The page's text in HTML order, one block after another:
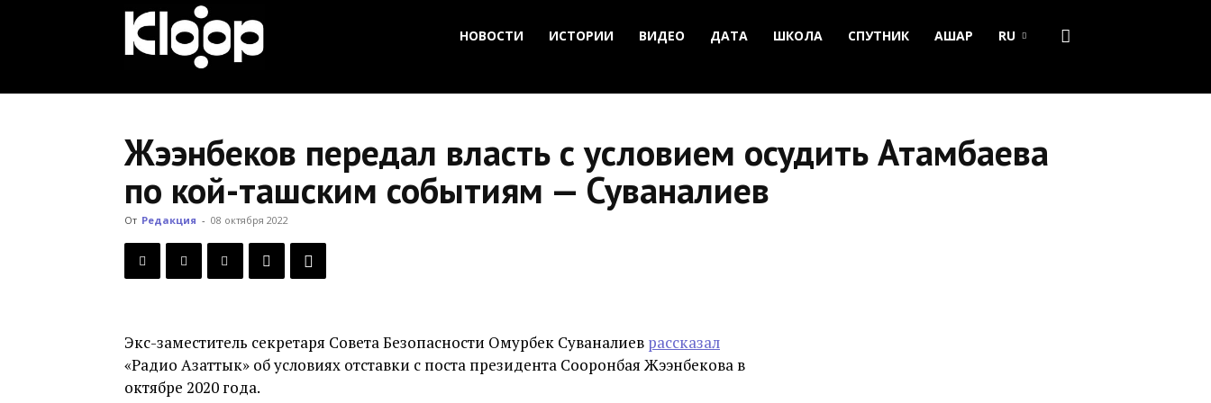
Кыргызстана
НОВОСТИ ИСТОРИИ ВИДЕО ДАТА ШКОЛА СПУТНИК АШАР RU
Жээнбеков передал власть с условием осудить Атамбаева
по кой-ташским событиям — Суваналиев
От Редакция - 08 октября 2022
Экс-заместитель секретаря Совета Безопасности Омурбек Суваналиев рассказал
«Радио Азаттык» об условиях отставки с поста президента Сооронбая Жээнбекова в
октябре 2020 года.